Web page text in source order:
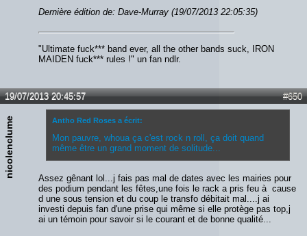
Dernière édition de: Dave-Murray (19/07/2013 22:05:35)
"Ultimate fuck*** band ever, all the other bands suck, IRON
MAIDEN fuck*** rules !" un fan ndlr.
#650
19/07/2013 20:45:57
nicolenclume Antho Red Roses a écrit:
Mon pauvre, whoua ça c'est rock n roll, ça doit quand
même être un grand moment de solitude...
Assez gênant lol...j fais pas mal de dates avec les mairies pour
des podium pendant les fêtes,une fois le rack a pris feu à cause
d une sous tension et du coup le transfo débitait mal....j ai
investi depuis fan d'une prise qui même si elle protège pas top,j
ai un témoin pour savoir si le courant et de bonne qualité...